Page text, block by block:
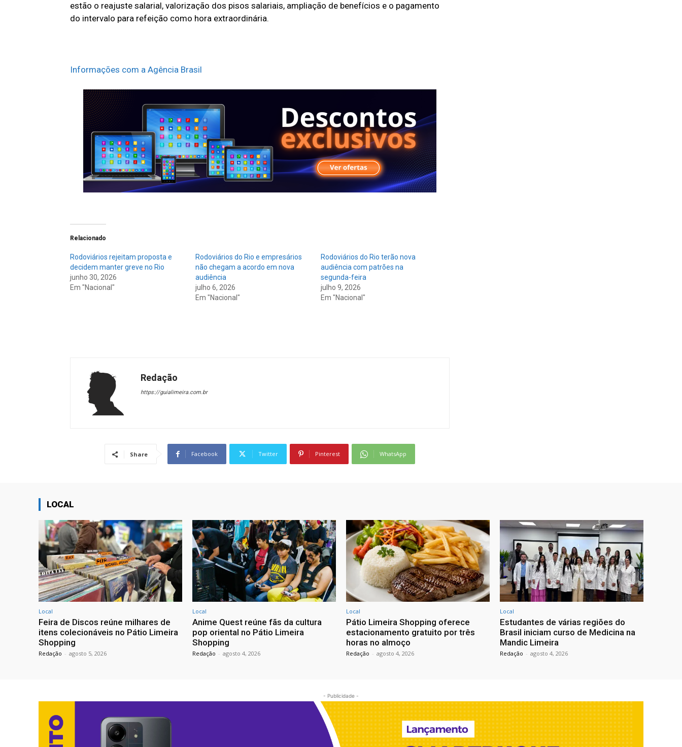
estão o reajuste salarial, valorização dos pisos salariais, ampliação de benefícios e o pagamento
do intervalo para refeição como hora extraordinária.
Informações com a Agência Brasil
Relacionado
Rodoviários rejeitam proposta e
decidem manter greve no Rio
junho 30, 2026
Em "Nacional"
Rodoviários do Rio e empresários
não chegam a acordo em nova
audiência
julho 6, 2026
Em "Nacional"
Rodoviários do Rio terão nova
audiência com patrões na
segunda-feira
julho 9, 2026
Em "Nacional"
Redação
https://guialimeira.com.br
Share Facebook Twitter Pinterest WhatsApp
LOCAL
Local
Feira de Discos reúne milhares de
itens colecionáveis no Pátio Limeira
Shopping
Redação - agosto 5, 2026
Local
Anime Quest reúne fãs da cultura
pop oriental no Pátio Limeira
Shopping
Redação - agosto 4, 2026
Local
Pátio Limeira Shopping oferece
estacionamento gratuito por três
horas no almoço
Redação - agosto 4, 2026
Local
Estudantes de várias regiões do
Brasil iniciam curso de Medicina na
Mandic Limeira
Redação - agosto 4, 2026
- Publicidade -